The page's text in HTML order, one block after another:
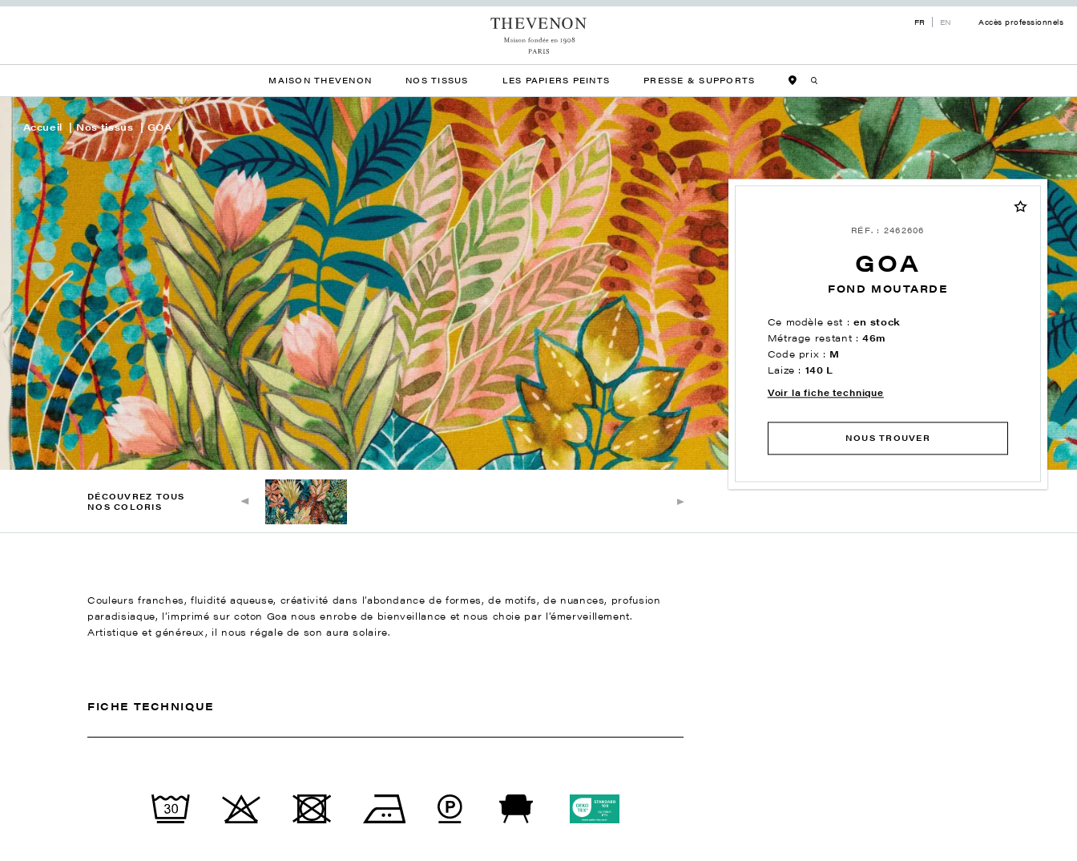
FR EN Accès professionnels
MAISON THEVENON NOS TISSUS LES PAPIERS PEINTS PRESSE & SUPPORTS
Accueil Nos tissus GOA
RÉF. : 2462606
GOA
FOND MOUTARDE
Ce modèle est : en stock
Métrage restant :46m
Code prix : M
Laize : 140 L
Voir la fiche technique
NOUS TROUVER
DÉCOUVREZ TOUS
NOS COLORIS
Couleurs franches, fluidité aqueuse, créativité dans l’abondance de formes, de motifs, de nuances, profusion
paradisiaque, l’imprimé sur coton Goa nous enrobe de bienveillance et nous choie par l’émerveillement.
Artistique et généreux, il nous régale de son aura solaire.
FICHE TECHNIQUE